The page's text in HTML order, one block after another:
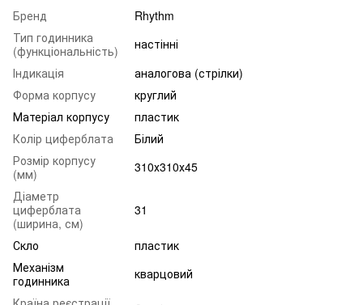
Бренд
Rhythm
Тип годинника
(функціональність)
настінні
Індикація
аналогова (стрілки)
Форма корпусу
круглий
Матеріал корпусу
пластик
Колір циферблата
Білий
Розмір корпусу
(мм)
310х310х45
Діаметр
циферблата
(ширина, см)
31
Скло
пластик
Механізм
годинника
кварцовий